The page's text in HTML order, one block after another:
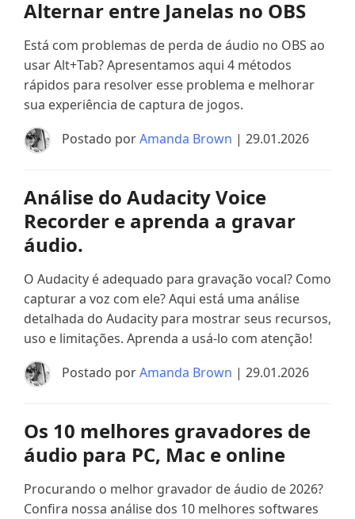
Alternar entre Janelas no OBS
Está com problemas de perda de áudio no OBS ao
usar Alt+Tab? Apresentamos aqui 4 métodos
rápidos para resolver esse problema e melhorar
sua experiência de captura de jogos.
Postado porAmanda Brown | 29.01.2026
Análise do Audacity Voice
Recorder e aprenda a gravar
áudio.
O Audacity é adequado para gravação vocal? Como
capturar a voz com ele? Aqui está uma análise
detalhada do Audacity para mostrar seus recursos,
uso e limitações. Aprenda a usá-lo com atenção!
Postado porAmanda Brown | 29.01.2026
Os 10 melhores gravadores de
áudio para PC, Mac e online
Procurando o melhor gravador de áudio de 2026?
Confira nossa análise dos 10 melhores softwares